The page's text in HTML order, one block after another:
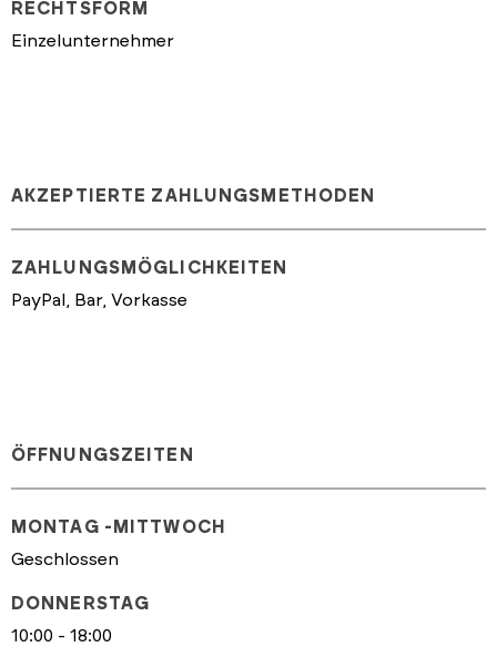
RECHTSFORM
Einzelunternehmer
AKZEPTIERTE ZAHLUNGSMETHODEN
ZAHLUNGSMÖGLICHKEITEN
PayPal, Bar, Vorkasse
ÖFFNUNGSZEITEN
MONTAG -MITTWOCH
Geschlossen
DONNERSTAG
10:00 - 18:00